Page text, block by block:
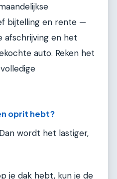
bijtelling en rente —
afschrijving en het
auto. Reken het
oprit hebt?
wordt het lastiger,
je dak hebt, kun je de